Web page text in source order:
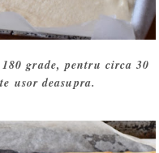
grade, pentru circa 30
usor deasupra.